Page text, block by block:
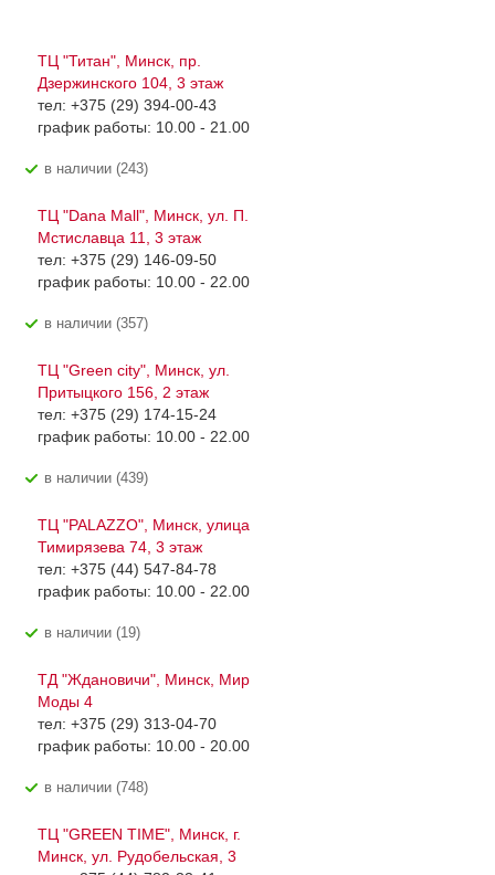
ТЦ "Титан", Минск, пр.
Дзержинского 104, 3 этаж
тел: +375 (29) 394-00-43
график работы: 10.00 - 21.00
В наличии (243)
ТЦ "Dana Mall", Минск, ул. П.
Мстиславца 11, 3 этаж
тел: +375 (29) 146-09-50
график работы: 10.00 - 22.00
В наличии (357)
ТЦ "Green city", Минск, ул.
Притыцкого 156, 2 этаж
тел: +375 (29) 174-15-24
график работы: 10.00 - 22.00
В наличии (439)
ТЦ "PALAZZO", Минск, улица
Тимирязева 74, 3 этаж
тел: +375 (44) 547-84-78
график работы: 10.00 - 22.00
В наличии (19)
ТД "Ждановичи", Минск, Мир
Моды 4
тел: +375 (29) 313-04-70
график работы: 10.00 - 20.00
В наличии (748)
ТЦ "GREEN TIME", Минск, г.
Минск, ул. Рудобельская, 3